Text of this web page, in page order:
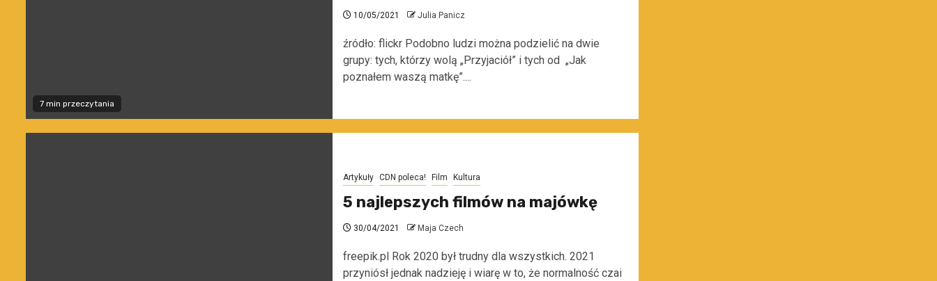
7 min przeczytania
10/05/2021 Julia Panicz
źródło: flickr Podobno ludzi można podzielić na dwie
grupy: tych, którzy wolą „Przyjaciół” i tych od „Jak
poznałem waszą matkę”....
Artykuły CDN poleca! Film Kultura
5 najlepszych filmów na majówkę
30/04/2021 Maja Czech
freepik.pl Rok 2020 był trudny dla wszystkich. 2021
przyniósł jednak nadzieję i wiarę w to, że normalność czai